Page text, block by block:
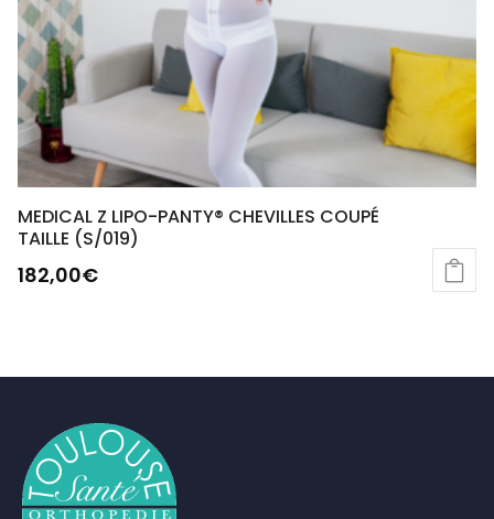
MEDICAL Z LIPO-PANTY® CHEVILLES COUPÉ
TAILLE (S/019)
182,00€